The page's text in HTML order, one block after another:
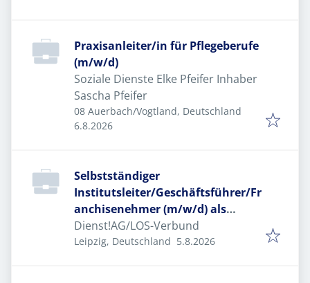
Praxisanleiter/in für Pflegeberufe
(m/w/d)
Soziale Dienste Elke Pfeifer Inhaber
Sascha Pfeifer
08 Auerbach/Vogtland, Deutschland
Veröffentlicht
6.8.2026
Selbstständiger
Institutsleiter/Geschäftsführer/Fr
anchisenehmer (m/w/d) als
Standortleiter (m/w/d) im LOS-
Verbund
Dienst!AG/LOS-Verbund
Leipzig, Deutschland Veröffentlicht
5.8.2026